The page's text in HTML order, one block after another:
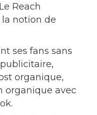
Reach
notion de
ses fans sans
organique,
organique avec